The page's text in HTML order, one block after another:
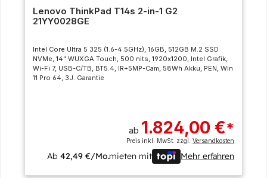
Lenovo ThinkPad T14s 2-in-1 G2
21YY0028GE
Intel Core Ultra 5 325 (1.6-4.5GHz), 16GB, 512GB M.2 SSD
NVMe, 14" WUXGA Touch, 500 nits, 1920x1200, Intel Grafik,
Wi-Fi 7, USB-C/TB, BT5.4, IR+5MP-Cam, 58Wh Akku, PEN, Win
11 Pro 64, 3J. Garantie
ab 1.824,00 €*
Preis inkl. MwSt. zzgl.Versandkosten
Ab42,49 €/Mo.mieten mit Mehr erfahren